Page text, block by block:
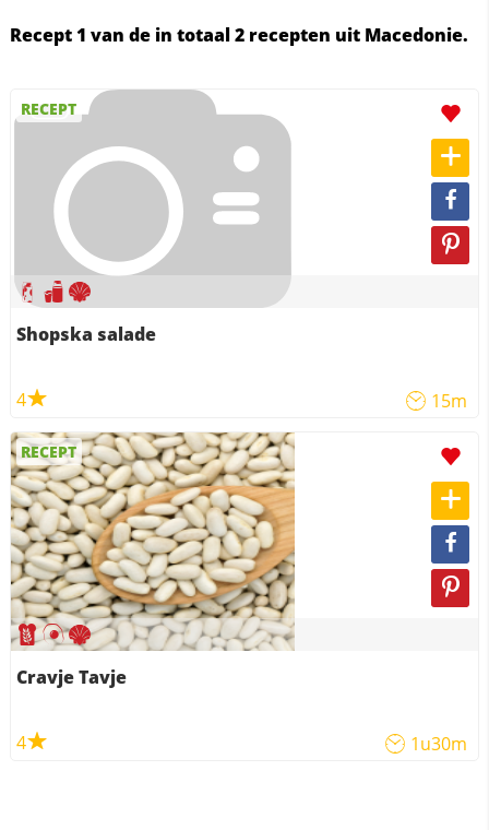
Recept 1 van de in totaal 2 recepten uit Macedonie.
RECEPT
Shopska salade
4 15m
RECEPT
Cravje Tavje
4 1u30m